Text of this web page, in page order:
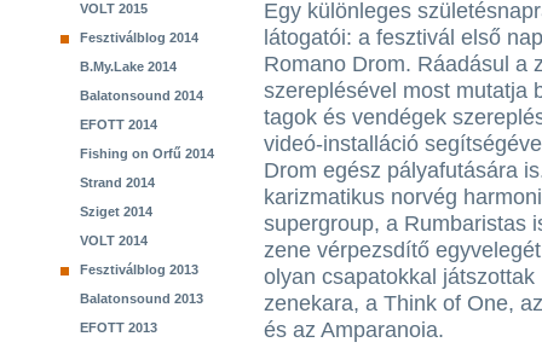
VOLT 2015
Fesztiválblog 2014
B.My.Lake 2014
Balatonsound 2014
EFOTT 2014
Fishing on Orfű 2014
Strand 2014
Sziget 2014
VOLT 2014
Fesztiválblog 2013
Balatonsound 2013
EFOTT 2013
Egy különleges
látogatói: a fesztivál első
Romano Drom. Ráadásul a
szereplésével most mutatja
tagok és vendégek
videó-installáció
Drom egész pályafutására
karizmatikus norvég
supergroup, a Rumbaristas
zene vérpezsdítő
olyan csapatokkal
zenekara, a Think of One,
és az Amparanoia.